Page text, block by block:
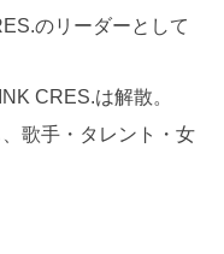
のリーダーとして
CRES.は解散。
歌手・タレント・女